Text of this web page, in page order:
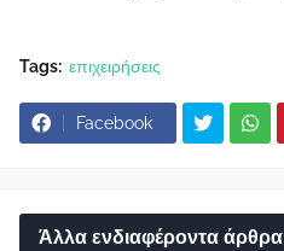
Tags: επιχειρήσεις
Facebook
Άλλα ενδιαφέροντα άρθρα